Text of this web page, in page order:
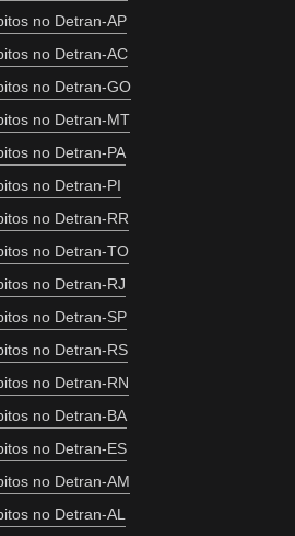
no Detran-AP
no Detran-AC
no Detran-GO
no Detran-MT
no Detran-PA
no Detran-PI
no Detran-RR
no Detran-TO
no Detran-RJ
no Detran-SP
no Detran-RS
no Detran-RN
no Detran-BA
no Detran-ES
no Detran-AM
no Detran-AL